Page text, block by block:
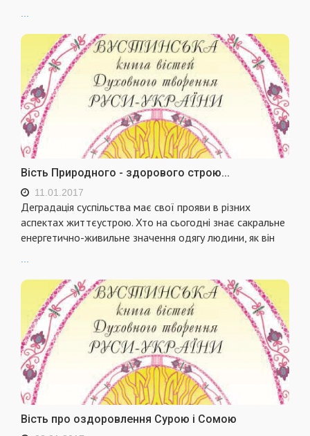
Вість Природного - здорового строю...
11.01.2017
Деградація суспільства має свої прояви в різних
аспектах життєустрою. Хто на сьогодні знає сакральне
енергетично-живильне значення одягу людини, як він
...
Вість про оздоровлення Сурою і Сомою